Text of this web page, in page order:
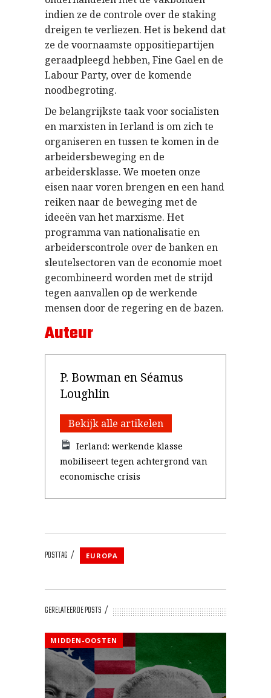
indien ze de controle over de staking
dreigen te verliezen. Het is bekend dat
ze de voornaamste oppositiepartijen
geraadpleegd hebben, Fine Gael en de
Labour Party, over de komende
noodbegroting.
De belangrijkste taak voor socialisten
en marxisten in Ierland is om zich te
organiseren en tussen te komen in de
arbeidersbeweging en de
arbeidersklasse. We moeten onze
eisen naar voren brengen en een hand
reiken naar de beweging met de
ideeën van het marxisme. Het
programma van nationalisatie en
arbeiderscontrole over de banken en
sleutelsectoren van de economie moet
gecombineerd worden met de strijd
tegen aanvallen op de werkende
mensen door de regering en de bazen.
Auteur
P. Bowman en Séamus
Loughlin
Bekijk alle artikelen
Ierland: werkende klasse
mobiliseert tegen achtergrond van
economische crisis
POSTTAG EUROPA
GERELATEERDE POSTS
MIDDEN-OOSTEN